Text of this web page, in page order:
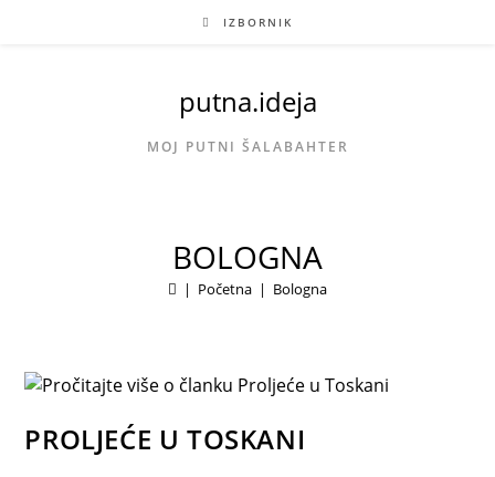
IZBORNIK
putna.ideja
MOJ PUTNI ŠALABAHTER
BOLOGNA
| Početna | Bologna
PROLJEĆE U TOSKANI